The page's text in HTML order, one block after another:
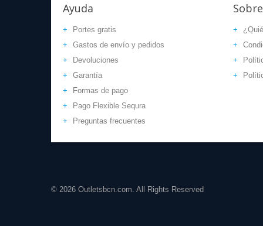
Ayuda
Portes gratis
Gastos de envío y pedidos
Devoluciones
Garantía
Formas de pago
Pago Flexible Sequra
Preguntas frecuentes
Sobre
© 2026 Outletsbcn.com. All Rights Reserved